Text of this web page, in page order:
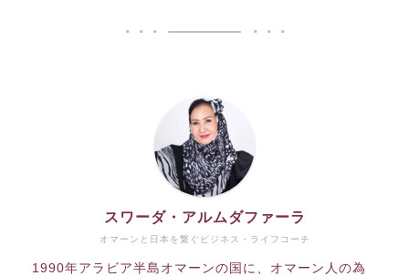
オマーンと日本を繋ぐビジネス・ライフコーチ
スワーダ・アルムダファーラ
1990年アラビア半島オマーンの国に、オマーン人の為